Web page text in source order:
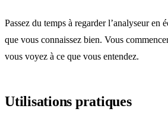
Passez du temps à regarder l’analyseur en
que vous connaissez bien. Vous
vous voyez à ce que vous entendez.
Utilisations pratiques